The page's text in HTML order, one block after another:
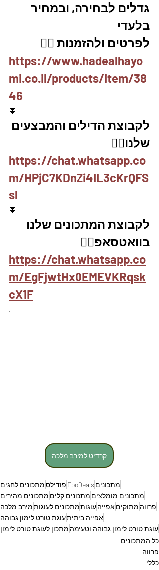
גדלים לבחירה, ובמחיר
בלעדי
לפרטים ולהזמנות 👇🏼
https://www.hadealhayo
mi.co.il/products/item/38
46
⏬
לקבוצת הדילים והמבצעים
שלנו👇🏽
https://chat.whatsapp.co
m/HPjC7KDnZi4IL3cKrQFS
sl
⏬
לקבוצת המתכונים שלנו
בוואטסאפ👇🏽
https://chat.whatsapp.co
m/EgFjwtHx0EMEVKRqsk
cX1F
.
קרדיט למירב מלכה
מתכונים FooDeals פודילסמתכונים לחגים
מתכונים מומלצים מתכונים קלים מתכונים מהירים
פרווה מתוקיםאפייהעוגותמתכונים לעוגותמירב מלכה
אפייה ביתיתעוגת טורט לימון גבוהה
עוגת טורט לימון גבוהה וטעימה מתכון לעוגת טורט לימון
כל המתכונים
פרווה
כללי